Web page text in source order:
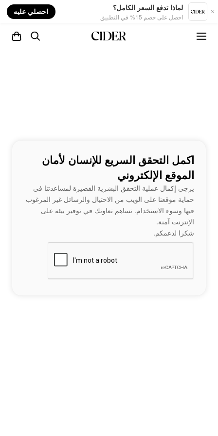
لماذا تدفع السعر الكامل؟
احصل على خصم 15% في التطبيق
احصلي عليه
اكمل التحقق السريع للإنسان لأمان
الموقع الإلكتروني
يرجى إكمال عملية التحقق البشرية القصيرة لمساعدتنا في
حماية موقعنا على الويب من الاحتيال والرسائل غير المرغوب
فيها وسوء الاستخدام. تساهم تعاونك في توفير بيئة على
الإنترنت آمنة.
شكرا لدعمكم.